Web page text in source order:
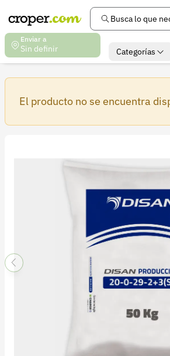
Busca lo que
Enviar a
Sin definir Categorías
El producto no se encuentra